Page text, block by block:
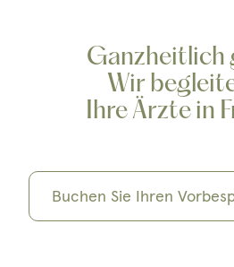
Ganzheitlich
Wir
Ihre Ärzte in
Buchen Sie Ihren